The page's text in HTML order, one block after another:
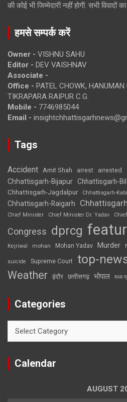
की कोई भी जिम्मेदारी नहीं होगी. सभी विवादों
हमसे सम्पर्क करें
Owner - VISHNU SAHU
Editor - DEV VAISHNAV
Associate -
Office - PATEL CHOWK, HANUMAN
TIKRAPARA RAIPUR C.G.
Mobile - 7746985044
Email -
Tags
Accident Amit Shah arrest arrested
Chhattisgarh-Bijapur Chhattisgarh-
Chhattisgarh-Jagdalpur Chhattisgarh-
Chhattisgarh-Raigarh
Chief Minister
Chief Minister Dr. Yadav
Congress dprcg
Kejriwal mohan Mohan Yadav Murder
suicide Supreme Court top-
Weather इंदौर छत्तीसगढ़ भोपाल मध्य
Categories
Calendar
AUGUST